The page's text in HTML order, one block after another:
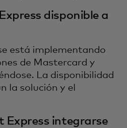
disponible a
está implementando
de Mastercard y
La disponibilidad
la solución y el
Express integrarse